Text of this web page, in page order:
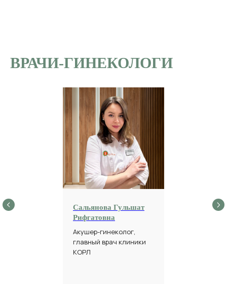
ВРАЧИ-ГИНЕКОЛОГИ
Сальянова Гульшат
Рифгатовна
Акушер-гинеколог,
главный врач клиники
КОРЛ